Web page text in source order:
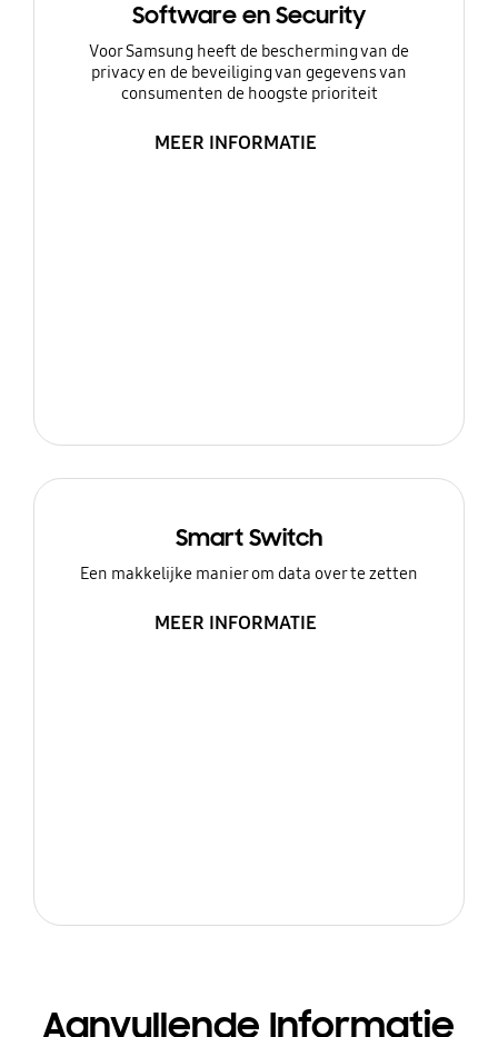
Software en Security
Voor Samsung heeft de bescherming van de
privacy en de beveiliging van gegevens van
consumenten de hoogste prioriteit
MEER INFORMATIE
Smart Switch
Een makkelijke manier om data over te zetten
MEER INFORMATIE
Aanvullende Informatie